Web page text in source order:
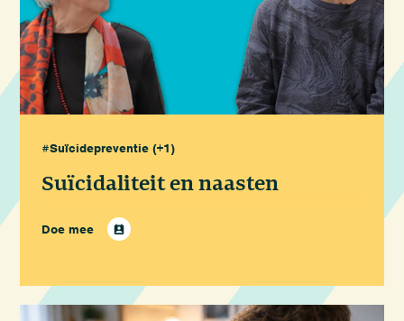
#Suïcidepreventie(+1)
Suïcidaliteit en naasten
Doe mee